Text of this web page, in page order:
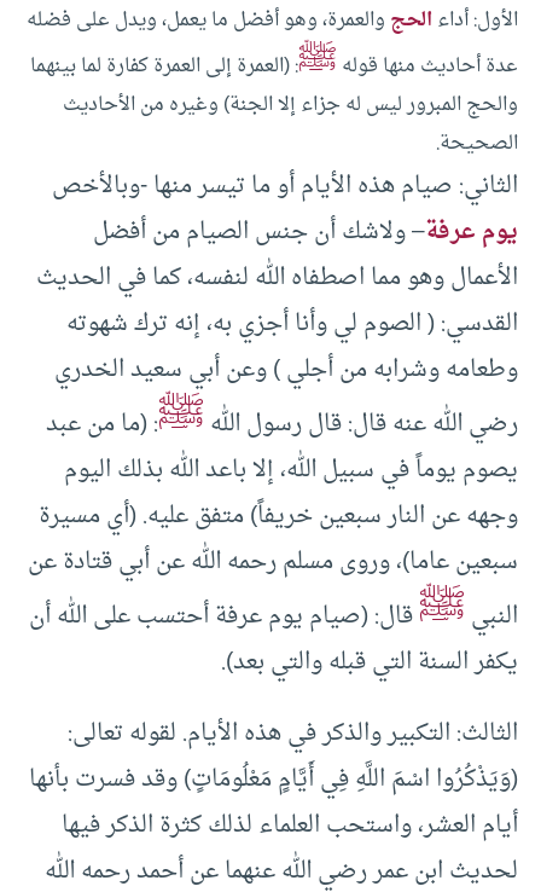
الأول: أداء الحج والعمرة، وهو أفضل ما يعمل، ويدل على فضله
عدة أحاديث منها قوله ﷺ: (العمرة إلى العمرة كفارة لما بينهما
والحج المبرور ليس له جزاء إلا الجنة) وغيره من الأحاديث
الصحيحة.
الثاني: صيام هذه الأيام أو ما تيسر منها -وبالأخص
يوم عرفة– ولاشك أن جنس الصيام من أفضل
الأعمال وهو مما اصطفاه الله لنفسه، كما في الحديث
القدسي: ( الصوم لي وأنا أجزي به، إنه ترك شهوته
وطعامه وشرابه من أجلي ) وعن أبي سعيد الخدري
رضي الله عنه قال: قال رسول اللهﷺ: (ما من عبد
يصوم يوماً في سبيل الله، إلا باعد الله بذلك اليوم
وجهه عن النار سبعين خريفاً) متفق عليه. (أي مسيرة
سبعين عاما)، وروى مسلم رحمه الله عن أبي قتادة عن
النبيﷺقال: (صيام يوم عرفة أحتسب على الله أن
يكفر السنة التي قبله والتي بعد).
الثالث: التكبير والذكر في هذه الأيام. لقوله تعالى:
(وَيَذْكُرُوا اسْمَ اللَّهِ فِي أَيَّامٍ مَعْلُومَاتٍ) وقد فسرت بأنها
أيام العشر، واستحب العلماء لذلك كثرة الذكر فيها
لحديث ابن عمر رضي الله عنهما عن أحمد رحمه الله